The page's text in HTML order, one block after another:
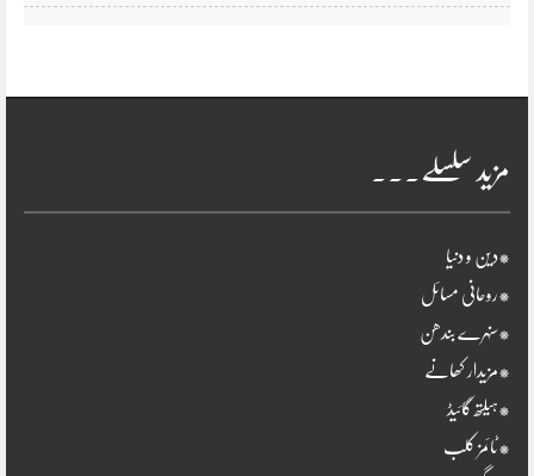
مزید سلسلے۔۔۔
*دین و دنیا
*روحانی مسائل
*سنہرے بندھن
*مزیدار کھانے
*ہیلتھ گائیڈ
*ٹائمز کلب